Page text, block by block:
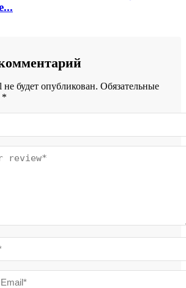
будет опубликован. Обязательные
*